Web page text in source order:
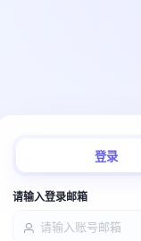
登录
请输入登录邮箱